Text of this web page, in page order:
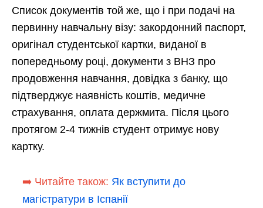
Список документів той же, що і при подачі на
первинну навчальну візу: закордонний паспорт,
оригінал студентської картки, виданої в
попередньому році, документи з ВНЗ про
продовження навчання, довідка з банку, що
підтверджує наявність коштів, медичне
страхування, оплата держмита. Після цього
протягом 2-4 тижнів студент отримує нову
картку.
➡️ Читайте також: Як вступити до
магістратури в Іспанії